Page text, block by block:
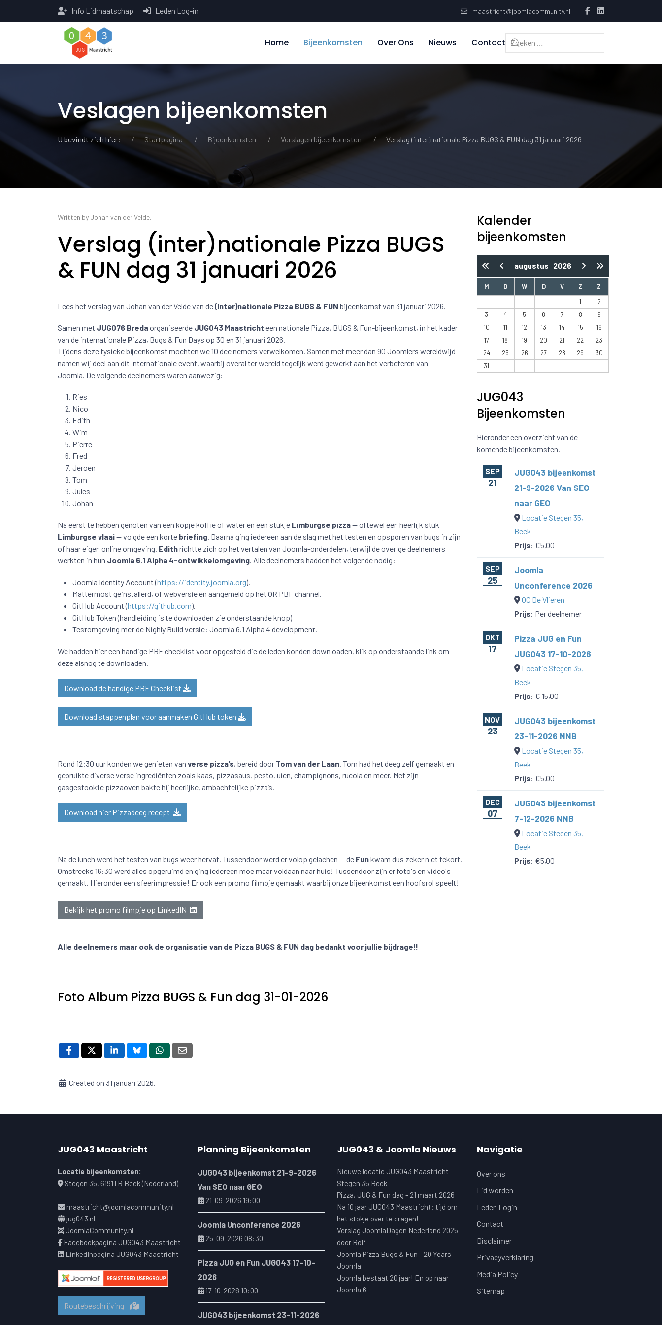
Info Lidmaatschap Leden Log-in maastricht@joomlacommunity.nl
Home Bijeenkomsten Over Ons Nieuws Contact
Veslagen bijeenkomsten
U bevindt zich hier: Startpagina Bijeenkomsten Verslagen bijeenkomsten Verslag (inter)nationale Pizza BUGS & FUN dag 31 januari 2026
Written by Johan van der Velde.
Verslag (inter)nationale Pizza BUGS
& FUN dag 31 januari 2026
Lees het verslag van Johan van der Velde van de(Inter)nationale Pizza BUGS & FUN bijeenkomst van 31 januari 2026.
Samen met JUG076 Bredaorganiseerde JUG043 Maastricht een nationale Pizza, BUGS & Fun-bijeenkomst, in het kader
van de internationale Pizza, Bugs & Fun Days op 30 en 31 januari 2026.
Tijdens deze fysieke bijeenkomst mochten we 10 deelnemers verwelkomen. Samen met meer dan 90 Joomlers wereldwijd
namen wij deel aan dit internationale event, waarbij overal ter wereld tegelijk werd gewerkt aan het verbeteren van
Joomla. De volgende deelnemers waren aanwezig:
Ries
Nico
Edith
Wim
Pierre
Fred
Jeroen
Tom
Jules
Johan
Na eerst te hebben genoten van een kopje koffie of water en een stukje Limburgse pizza— oftewel een heerlijk stuk
Limburgse vlaai— volgde een korte briefing. Daarna ging iedereen aan de slag met het testen en opsporen van bugs in zijn
of haar eigen online omgeving. Edithrichtte zich op het vertalen van Joomla-onderdelen, terwijl de overige deelnemers
werkten in hun Joomla 6.1 Alpha 4-ontwikkelomgeving. Alle deelnemers hadden het volgende nodig:
Joomla Identity Account (https://identity.joomla.org).
Mattermost geinstallerd, of webversie en aangemeld op het OR PBF channel.
GitHub Account (https://github.com).
GitHub Token (handleiding is te downloaden zie onderstaande knop)
Testomgeving met de Nighly Build versie: Joomla 6.1 Alpha 4 development.
We hadden hier een handige PBF checklist voor opgesteld die de leden konden downloaden, klik op onderstaande link om
deze alsnog te downloaden.
Download de handige PBF Checklist
Download stappenplan voor aanmaken GitHub token
Rond 12:30 uur konden we genieten van verse pizza’s, bereid door Tom van der Laan. Tom had het deeg zelf gemaakt en
gebruikte diverse verse ingrediënten zoals kaas, pizzasaus, pesto, uien, champignons, rucola en meer. Met zijn
gasgestookte pizzaoven bakte hij heerlijke, ambachtelijke pizza’s.
Download hier Pizzadeeg recept
Na de lunch werd het testen van bugs weer hervat. Tussendoor werd er volop gelachen — de Funkwam dus zeker niet tekort.
Omstreeks 16:30 werd alles opgeruimd en ging iedereen moe maar voldaan naar huis! Tussendoor zijn er foto's en video's
gemaakt. Hieronder een sfeerimpressie! Er ook een promo filmpje gemaakt waarbij onze bijeenkomst een hoofsrol speelt!
Bekijk het promo filmpje op LinkedIN
Alle deelnemers maar ook de organisatie van de Pizza BUGS & FUN dag bedankt voor jullie bijdrage!!
Foto Album Pizza BUGS & Fun dag 31-01-2026
Created on 31 januari 2026.
Kalender
bijeenkomsten
augustus 2026
M D W D V Z
Z
1
2
3
4 5 6 7 8
9
10
11 12 13 14 15
16
17
18 19 20 21 22
23
24
25 26 27 28 29
30
31
JUG043
Bijeenkomsten
Hieronder een overzicht van de
komende bijeenkomsten.
SEP
21
JUG043 bijeenkomst
21-9-2026 Van SEO
naar GEO
Locatie Stegen 35,
Beek
Prijs: €5,00
SEP
25
Joomla
Unconference 2026
OC De Vlieren
Prijs: Per deelnemer
OKT
17
Pizza JUG en Fun
JUG043 17-10-2026
Locatie Stegen 35,
Beek
Prijs: € 15,00
NOV
23
JUG043 bijeenkomst
23-11-2026 NNB
Locatie Stegen 35,
Beek
Prijs: €5,00
DEC
07
JUG043 bijeenkomst
7-12-2026 NNB
Locatie Stegen 35,
Beek
Prijs: €5,00
JUG043 Maastricht
Locatie bijeenkomsten:
Stegen 35, 6191TR Beek (Nederland)
maastricht@joomlacommunity.nl
jug043.nl
JoomlaCommunity.nl
Facebookpagina JUG043 Maastricht
LinkedInpagina JUG043 Maastricht
Routebeschrijving
Planning Bijeenkomsten
JUG043 bijeenkomst 21-9-2026
Van SEO naar GEO
21-09-2026 19:00
Joomla Unconference 2026
25-09-2026 08:30
Pizza JUG en Fun JUG043 17-10-
2026
17-10-2026 10:00
JUG043 bijeenkomst 23-11-2026
JUG043 & Joomla Nieuws
Nieuwe locatie JUG043 Maastricht -
Stegen 35 Beek
Pizza, JUG & Fun dag - 21 maart 2026
Na 10 jaar JUG043 Maastricht: tijd om
het stokje over te dragen!
Verslag JoomlaDagen Nederland 2025
door Rolf
Joomla Pizza Bugs & Fun - 20 Years
Joomla
Joomla bestaat 20 jaar! En op naar
Joomla 6
Navigatie
Over ons
Lid worden
Leden Login
Contact
Disclaimer
Privacyverklaring
Media Policy
Sitemap